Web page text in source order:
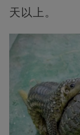
天以上。